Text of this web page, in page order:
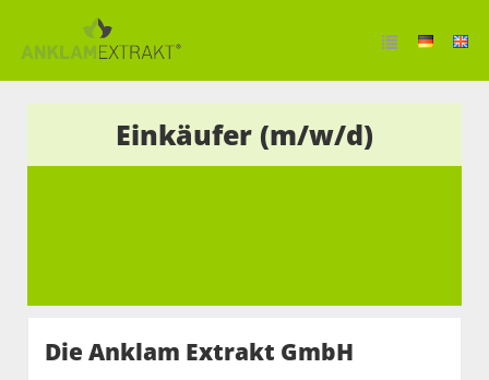
Einkäufer (m/w/d)
Die Anklam Extrakt GmbH